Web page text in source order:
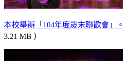
本校舉辦「104年度歲末聯歡會」。
3.21 MB ）